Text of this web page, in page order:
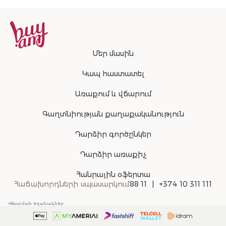
Մեր մասին
Կապ հաստատել
Առաքում և վճարում
Գաղտնիության քաղաքականություն
Դարձիր գործընկեր
Դարձիր առաքիչ
Հանրային օֆերտա
Հաճախորդների սպասարկում88 11 +374 10 311 111
Վճարման եղանակներ